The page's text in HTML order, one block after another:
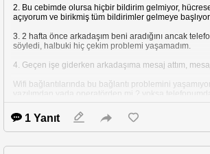
2. Bu cebimde olursa hiçbir bildirim gelmiyor,
açıyorum ve birikmiş tüm bildirimler gelmeye
3. 2 hafta önce arkadaşım beni aradığını ancak
söyledi, halbuki hiç çekim problemi yaşamadım.
4. Geçen işe giderken arkadaşıma mesaj attım,
Wifi bağlantılarında bu bağlantı problemini
mi var ? son 15 günlük garantim kaldı, duruma göre
IOS sürümü : 11.4 (15F79)
1 Yanıt